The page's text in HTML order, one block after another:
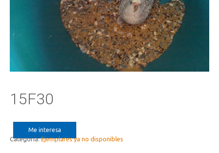
15F30
Me interesa
Categoría:Ejemplares ya no disponibles